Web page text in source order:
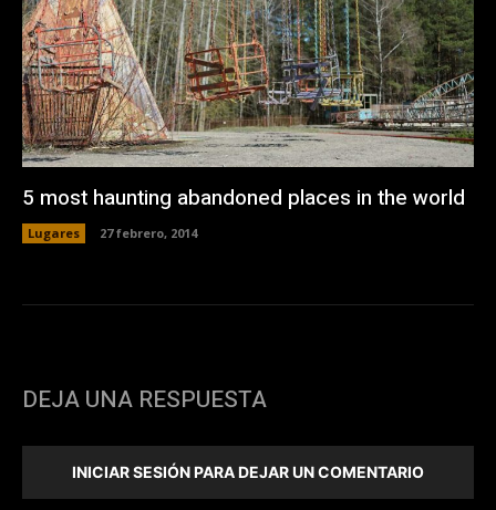
5 most haunting abandoned places in the world
Lugares 27 febrero, 2014
DEJA UNA RESPUESTA
INICIAR SESIÓN PARA DEJAR UN COMENTARIO